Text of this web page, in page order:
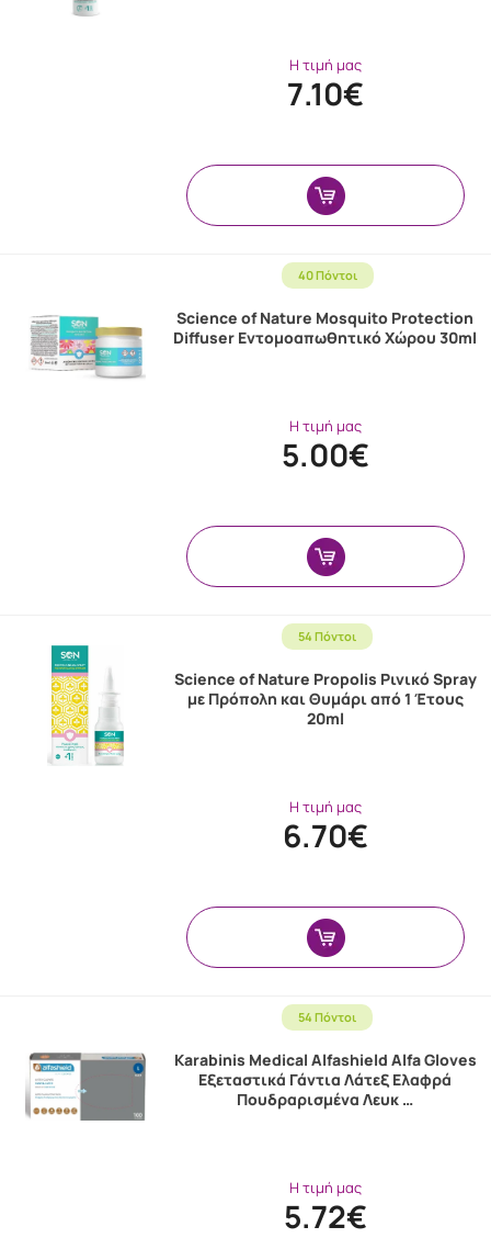
Η τιμή μας
7.10€
40 Πόντοι
Science of Nature Mosquito Protection
Diffuser Εντομοαπωθητικό Χώρου 30ml
Η τιμή μας
5.00€
54 Πόντοι
Science of Nature Propolis Ρινικό Spray
με Πρόπολη και Θυμάρι από 1 Έτους
20ml
Η τιμή μας
6.70€
54 Πόντοι
Karabinis Medical Alfashield Alfa Gloves
Εξεταστικά Γάντια Λάτεξ Ελαφρά
Πουδραρισμένα Λευκ …
Η τιμή μας
5.72€